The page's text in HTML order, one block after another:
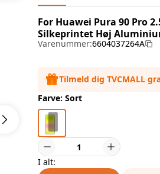
For Huawei Pura 90 Pro
Silkeprintet Høj
Varenummer:6604037264A
Tilmeld dig TVCMALL
Farve: Sort
I alt: